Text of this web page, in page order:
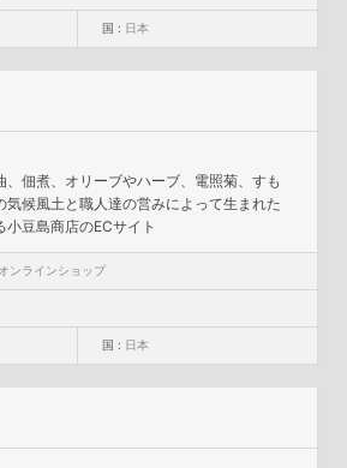
国 : 日本
、佃煮、オリーブやハーブ、電照菊、すも
気候風土と職人達の営みによって生まれた
豆島商店のECサイト
ンラインショップ
国 : 日本